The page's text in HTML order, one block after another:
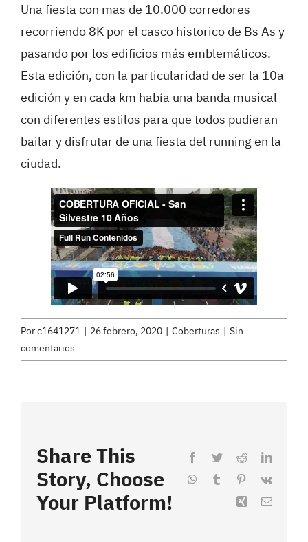
Una fiesta con mas de 10.000 corredores
recorriendo 8K por el casco historico de Bs As y
pasando por los edificios más emblemáticos.
Esta edición, con la particularidad de ser la 10a
edición y en cada km había una banda musical
con diferentes estilos para que todos pudieran
bailar y disfrutar de una fiesta del running en la
ciudad.
Porc1641271 | 26 febrero, 2020 | Coberturas | Sin
comentarios
Share This
Story, Choose
Your Platform!
Facebook
TwitterReddit
WhatsApp
TumblrPinterest
Vk
Xing Correo